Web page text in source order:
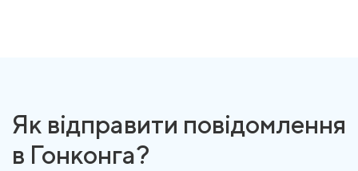
Як відправити повідомлення
в Гонконга?